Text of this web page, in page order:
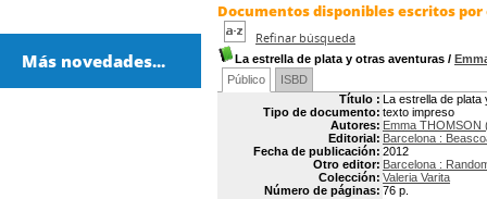
Documentos disponibles escritos
Refinar búsqueda
La estrella de plata y otras aventuras /
Público
ISBD
Título : La estrella de
Tipo de documento: texto impreso
Autores: Emma THOMSON
Editorial: Barcelona :
Fecha de publicación: 2012
Otro editor: Barcelona :
Colección: Valeria Varita
Número de páginas: 76 p.
Más novedades...